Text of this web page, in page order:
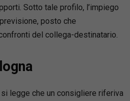
Sotto tale profilo, l’impiego
posto che
del collega-destinatario.
legge che un consigliere riferiva